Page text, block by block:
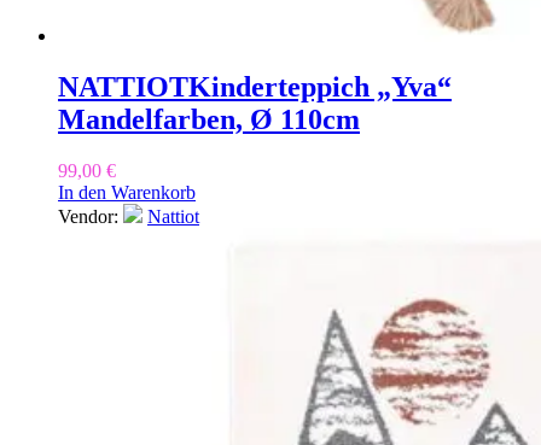
NATTIOTKinderteppich „Yva“
Mandelfarben, Ø 110cm
99,00 €
In den Warenkorb
Vendor:
Nattiot